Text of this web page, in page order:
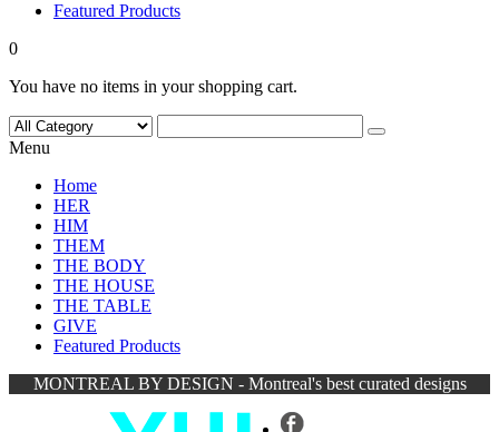
Featured Products
0
You have no items in your shopping cart.
Menu
Home
HER
HIM
THEM
THE BODY
THE HOUSE
THE TABLE
GIVE
Featured Products
MONTREAL BY DESIGN - Montreal's best curated designs